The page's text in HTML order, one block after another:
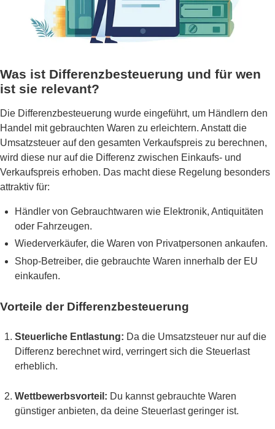
Was ist Differenzbesteuerung und für wen
ist sie relevant?
Die Differenzbesteuerung wurde eingeführt, um Händlern den
Handel mit gebrauchten Waren zu erleichtern. Anstatt die
Umsatzsteuer auf den gesamten Verkaufspreis zu berechnen,
wird diese nur auf die Differenz zwischen Einkaufs- und
Verkaufspreis erhoben. Das macht diese Regelung besonders
attraktiv für:
Händler von Gebrauchtwaren wie Elektronik, Antiquitäten
oder Fahrzeugen.
Wiederverkäufer, die Waren von Privatpersonen ankaufen.
Shop-Betreiber, die gebrauchte Waren innerhalb der EU
einkaufen.
Vorteile der Differenzbesteuerung
Steuerliche Entlastung: Da die Umsatzsteuer nur auf die
Differenz berechnet wird, verringert sich die Steuerlast
erheblich.
Wettbewerbsvorteil: Du kannst gebrauchte Waren
günstiger anbieten, da deine Steuerlast geringer ist.